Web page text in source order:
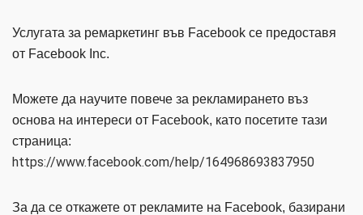
Услугата за ремаркетинг във Facebook се предоставя
от Facebook Inc.
Можете да научите повече за рекламирането въз
основа на интереси от Facebook, като посетите тази
страница:
https://www.facebook.com/help/164968693837950
За да се откажете от рекламите на Facebook, базирани